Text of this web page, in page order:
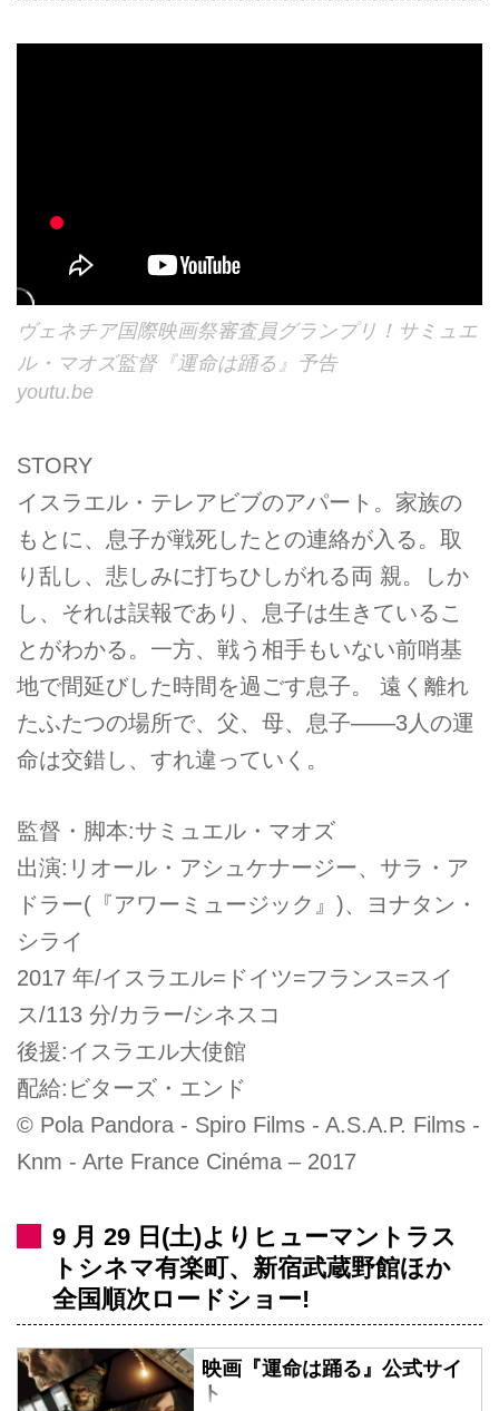
ヴェネチア国際映画祭審査員グランプリ！サミュエ
ル・マオズ監督『運命は踊る』予告
youtu.be
STORY
イスラエル・テレアビブのアパート。家族の
もとに、息子が戦死したとの連絡が入る。取
り乱し、悲しみに打ちひしがれる両 親。しか
し、それは誤報であり、息子は生きているこ
とがわかる。一方、戦う相手もいない前哨基
地で間延びした時間を過ごす息子。 遠く離れ
たふたつの場所で、父、母、息子――3人の運
命は交錯し、すれ違っていく。
監督・脚本:サミュエル・マオズ
出演:リオール・アシュケナージー、サラ・ア
ドラー(『アワーミュージック』)、ヨナタン・
シライ
2017 年/イスラエル=ドイツ=フランス=スイ
ス/113 分/カラー/シネスコ
後援:イスラエル大使館
配給:ビターズ・エンド
© Pola Pandora - Spiro Films - A.S.A.P. Films -
Knm - Arte France Cinéma – 2017
9 月 29 日(土)よりヒューマントラス
トシネマ有楽町、新宿武蔵野館ほか
全国順次ロードショー!
映画『運命は踊る』公式サイ
ト